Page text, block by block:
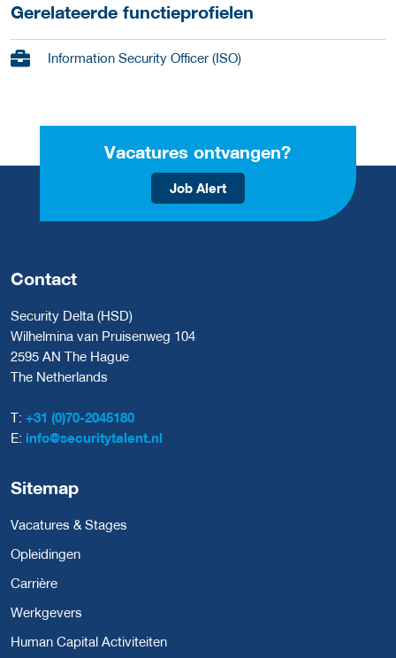
Gerelateerde functieprofielen
Information Security Officer (ISO)
Vacatures ontvangen?
Job Alert
Contact
Security Delta (HSD)
Wilhelmina van Pruisenweg 104
2595 AN The Hague
The Netherlands
T: +31 (0)70-2045180
E: info@securitytalent.nl
Sitemap
Vacatures & Stages
Opleidingen
Carrière
Werkgevers
Human Capital Activiteiten